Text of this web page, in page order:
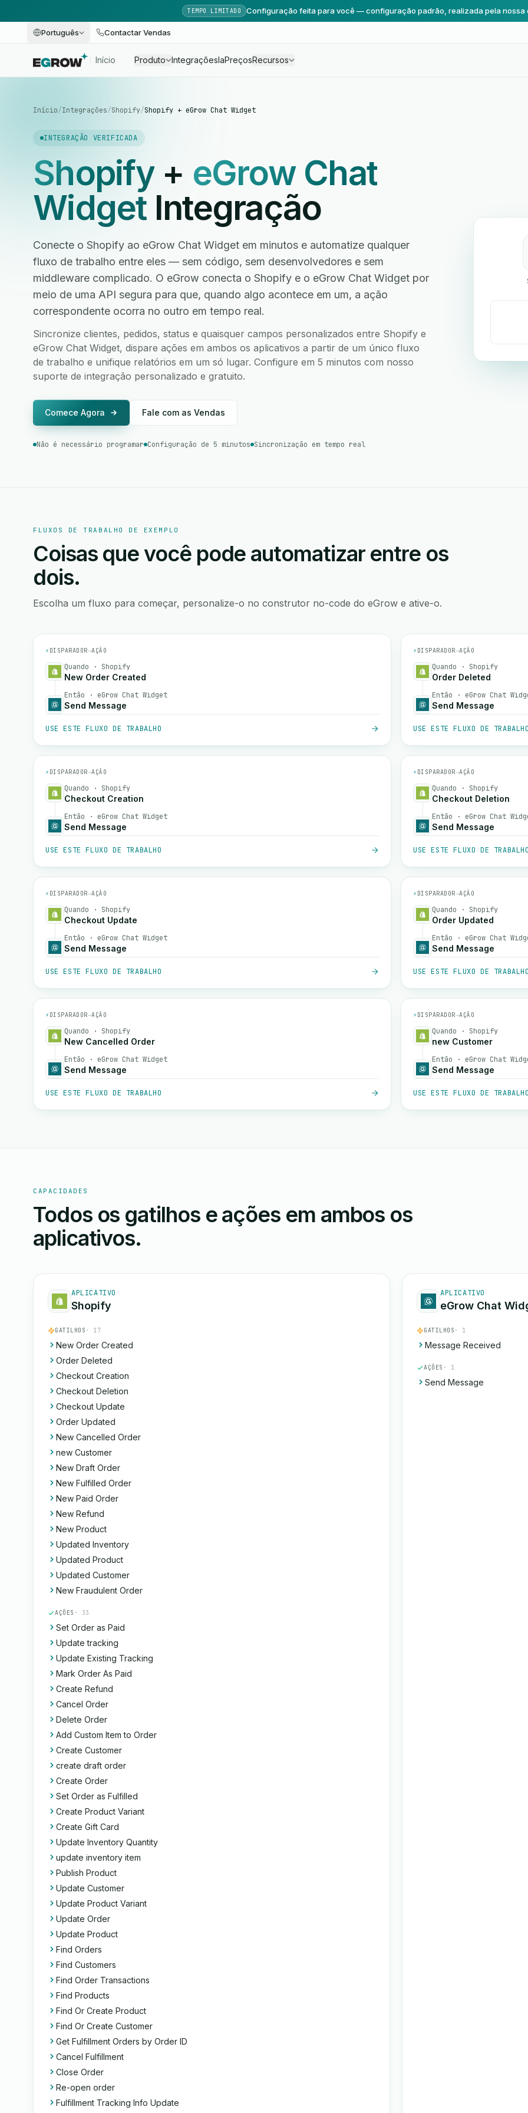
TEMPO LIMITADO Configuração feita para você — configuração padrão, realizada pela nossa
Português Contactar Vendas
Início Produto IntegraçõesIaPreçosRecursos
Início/Integrações/Shopify/Shopify + eGrow Chat Widget
INTEGRAÇÃO VERIFICADA
Shopify+ eGrow Chat
WidgetIntegração
Conecte o Shopify ao eGrow Chat Widget em minutos e automatize qualquer
fluxo de trabalho entre eles — sem código, sem desenvolvedores e sem
middleware complicado. O eGrow conecta o Shopify e o eGrow Chat Widget por
meio de uma API segura para que, quando algo acontece em um, a ação
correspondente ocorra no outro em tempo real.
Sincronize clientes, pedidos, status e quaisquer campos personalizados entre Shopify e
eGrow Chat Widget, dispare ações em ambos os aplicativos a partir de um único fluxo
de trabalho e unifique relatórios em um só lugar. Configure em 5 minutos com nosso
suporte de integração personalizado e gratuito.
Comece Agora Fale com as Vendas
Não é necessário programar Configuração de 5 minutos Sincronização em tempo real
FLUXOS DE TRABALHO DE EXEMPLO
Coisas que você pode automatizar entre os
dois.
Escolha um fluxo para começar, personalize-o no construtor no-code do eGrow e ative-o.
⚡ DISPARADOR→AÇÃO
Quando · Shopify
New Order Created
Então · eGrow Chat Widget
Send Message
USE ESTE FLUXO DE TRABALHO
⚡ DISPARADOR→AÇÃO
Quando · Shopify
Order Deleted
Então · eGrow Chat
Send Message
USE ESTE FLUXO DE
⚡ DISPARADOR→AÇÃO
Quando · Shopify
Checkout Creation
Então · eGrow Chat Widget
Send Message
USE ESTE FLUXO DE TRABALHO
⚡ DISPARADOR→AÇÃO
Quando · Shopify
Checkout Deletion
Então · eGrow Chat
Send Message
USE ESTE FLUXO DE
⚡ DISPARADOR→AÇÃO
Quando · Shopify
Checkout Update
Então · eGrow Chat Widget
Send Message
USE ESTE FLUXO DE TRABALHO
⚡ DISPARADOR→AÇÃO
Quando · Shopify
Order Updated
Então · eGrow Chat
Send Message
USE ESTE FLUXO DE
⚡ DISPARADOR→AÇÃO
Quando · Shopify
New Cancelled Order
Então · eGrow Chat Widget
Send Message
USE ESTE FLUXO DE TRABALHO
⚡ DISPARADOR→AÇÃO
Quando · Shopify
new Customer
Então · eGrow Chat
Send Message
USE ESTE FLUXO DE
CAPACIDADES
Todos os gatilhos e ações em ambos os
aplicativos.
APLICATIVO
Shopify
GATILHOS · 17
New Order Created
Order Deleted
Checkout Creation
Checkout Deletion
Checkout Update
Order Updated
New Cancelled Order
new Customer
New Draft Order
New Fulfilled Order
New Paid Order
New Refund
New Product
Updated Inventory
Updated Product
Updated Customer
New Fraudulent Order
AÇÕES · 33
Set Order as Paid
Update tracking
Update Existing Tracking
Mark Order As Paid
Create Refund
Cancel Order
Delete Order
Add Custom Item to Order
Create Customer
create draft order
Create Order
Set Order as Fulfilled
Create Product Variant
Create Gift Card
Update Inventory Quantity
update inventory item
Publish Product
Update Customer
Update Product Variant
Update Order
Update Product
Find Orders
Find Customers
Find Order Transactions
Find Products
Find Or Create Product
Find Or Create Customer
Get Fulfillment Orders by Order ID
Cancel Fulfillment
Close Order
Re-open order
Fulfillment Tracking Info Update
APLICATIVO
eGrow Chat
GATILHOS · 1
Message Received
AÇÕES · 1
Send Message